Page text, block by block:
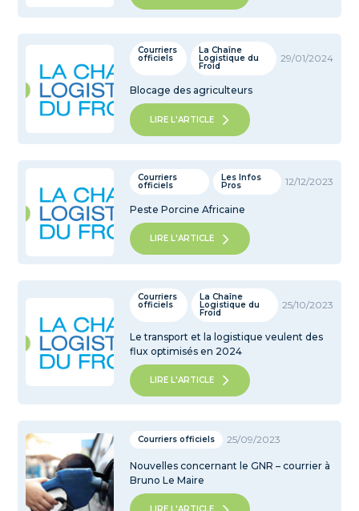
29/01/2024
Courriers
officiels
La Chaîne
Logistique du
Froid
Blocage des agriculteurs
LIRE L'ARTICLE
12/12/2023
Courriers
officiels
Les Infos
Pros
Peste Porcine Africaine
LIRE L'ARTICLE
25/10/2023
Courriers
officiels
La Chaîne
Logistique du
Froid
Le transport et la logistique veulent des
flux optimisés en 2024
LIRE L'ARTICLE
25/09/2023
Courriers officiels
Nouvelles concernant le GNR – courrier à
Bruno Le Maire